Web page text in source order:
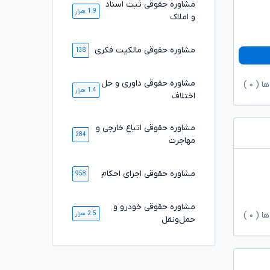
( ۰
( ۰
مشاوره حقوقی ثبت اسناد
و املاک
1.9 هزار
مشاوره حقوقی مالکیت فکری 138
مشاوره حقوقی داوری و حل
اختلاف
1.4 هزار
مشاوره حقوقی اتباع خارجی و
مهاجرت
284
مشاوره حقوقی اجرای احکام 958
مشاوره حقوقی خودرو و
حمل‌ونقل
2.5 هزار